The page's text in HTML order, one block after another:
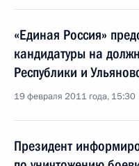
«Единая Россия»
кандидатуры на
Республики и
19 февраля 2011 года, 15:30
Президент